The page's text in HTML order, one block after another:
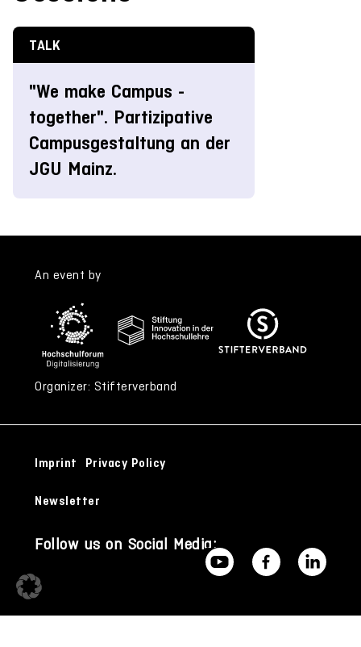
TALK
"We make Campus -
together". Partizipative
Campusgestaltung an der
JGU Mainz.
An event by
Organizer: Stifterverband
Imprint Privacy Policy
Newsletter
Follow us on Social Media: